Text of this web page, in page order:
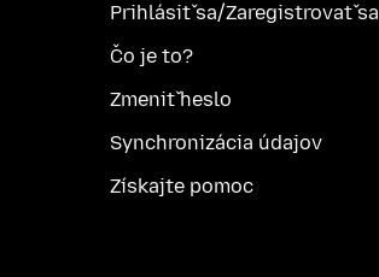
Prihlásiť sa/Zaregistrovať sa
Čo je to?
Zmeniť heslo
Synchronizácia údajov
Získajte pomoc